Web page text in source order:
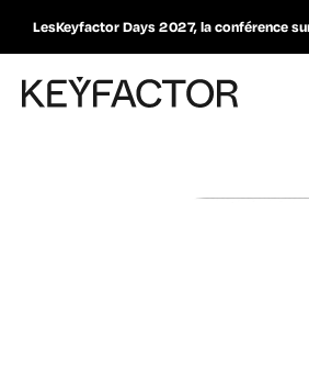
LesKeyfactor Days 2027, la conférence